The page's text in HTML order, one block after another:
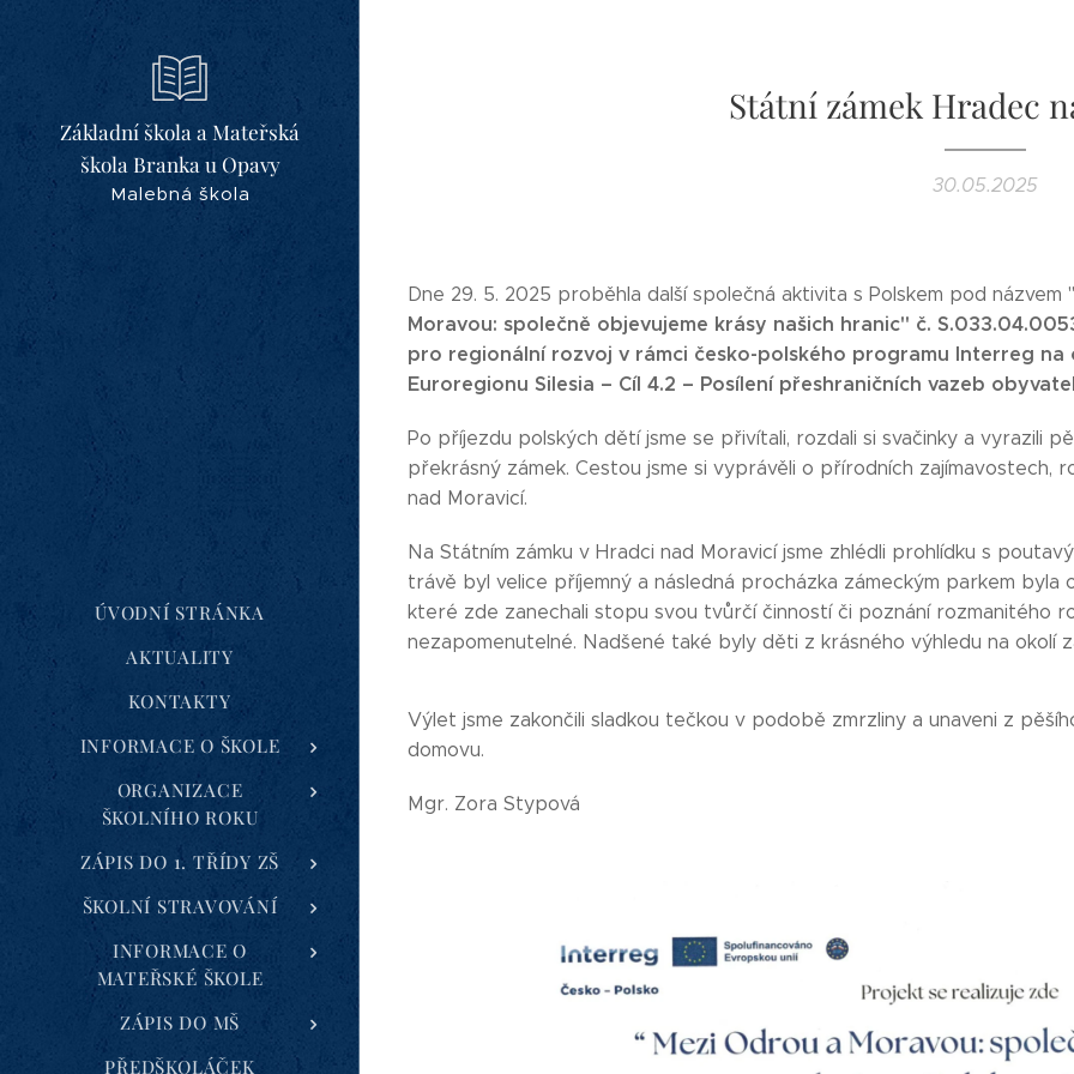
Základní škola a Mateřská
škola Branka u Opavy
Malebná škola
ÚVODNÍ STRÁNKA
AKTUALITY
KONTAKTY
INFORMACE O ŠKOLE
ORGANIZACE
ŠKOLNÍHO ROKU
ZÁPIS DO 1. TŘÍDY ZŠ
ŠKOLNÍ STRAVOVÁNÍ
INFORMACE O
MATEŘSKÉ ŠKOLE
ZÁPIS DO MŠ
PŘEDŠKOLÁČEK
Státní zámek Hradec
30.05.2025
Dne 29. 5. 2025 proběhla další společná aktivita s Polskem pod
Moravou: společně objevujeme krásy našich hranic" č.
pro regionální rozvoj v rámci česko-polského programu Interreg
Euroregionu Silesia – Cíl 4.2 – Posílení přeshraničních vazeb
Po příjezdu polských dětí jsme se přivítali, rozdali si svačinky a vyrazili
překrásný zámek. Cestou jsme si vyprávěli o přírodních zajímavostech,
nad Moravicí.
Na Státním zámku v Hradci nad Moravicí jsme zhlédli prohlídku s
trávě byl velice příjemný a následná procházka zámeckým parkem
které zde zanechali stopu svou tvůrčí činností či poznání rozmanitého
nezapomenutelné. Nadšené také byly děti z krásného výhledu na okolí
Výlet jsme zakončili sladkou tečkou v podobě zmrzliny a unaveni z
domovu.
Mgr. Zora Stypová